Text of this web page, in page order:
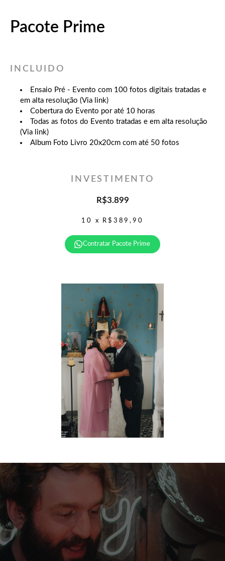
Pacote Prime
INCLUIDO
Ensaio Pré - Evento com 100 fotos digitais tratadas e
em alta resolução (Via link)
Cobertura do Evento por até 10 horas
Todas as fotos do Evento tratadas e em alta resolução
(Via link)
Album Foto Livro 20x20cm com até 50 fotos
INVESTIMENTO
R$3.899
10 x R$389,90
Contratar Pacote Prime